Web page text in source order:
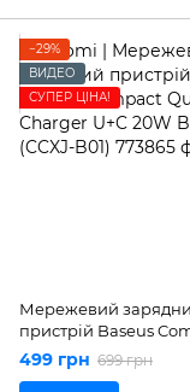
−29%
ВИДЕО
СУПЕР ЦІНА!
Мережевий
пристрій Baseus
Quick Charger U+C
Black (CCXJ-B01)
499 грн 699 грн